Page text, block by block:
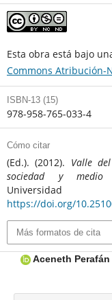
Esta obra está bajo
Commons Atribución-
ISBN-13 (15)
978-958-765-033-4
Cómo citar
(Ed.). (2012). Valle
sociedad y medio
https://doi.org/
Más formatos de cita
Aceneth Perafán